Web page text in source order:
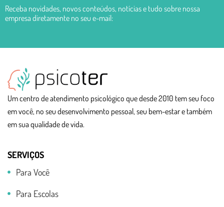
Receba novidades, novos conteúdos, notícias e tudo sobre nossa
empresa diretamente no seu e-mail:
Um centro de atendimento psicológico que desde 2010 tem seu foco
em você, no seu desenvolvimento pessoal, seu bem-estar e também
em sua qualidade de vida.
SERVIÇOS
Para Você
Para Escolas